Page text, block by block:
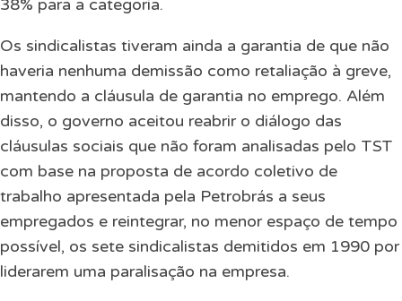
38% para a categoria.
Os sindicalistas tiveram ainda a garantia de que não
haveria nenhuma demissão como retaliação à greve,
mantendo a cláusula de garantia no emprego. Além
disso, o governo aceitou reabrir o diálogo das
cláusulas sociais que não foram analisadas pelo TST
com base na proposta de acordo coletivo de
trabalho apresentada pela Petrobrás a seus
empregados e reintegrar, no menor espaço de tempo
possível, os sete sindicalistas demitidos em 1990 por
liderarem uma paralisação na empresa.